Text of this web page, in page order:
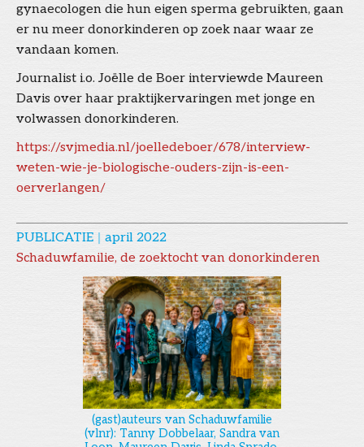
gynaecologen die hun eigen sperma gebruikten, gaan
er nu meer donorkinderen op zoek naar waar ze
vandaan komen.
Journalist i.o. Joëlle de Boer interviewde Maureen
Davis over haar praktijkervaringen met jonge en
volwassen donorkinderen.
https://svjmedia.nl/joelledeboer/678/interview-
weten-wie-je-biologische-ouders-zijn-is-een-
oerverlangen/
PUBLICATIE | april 2022
Schaduwfamilie, de zoektocht van donorkinderen
(gast)auteurs van Schaduwfamilie
(vlnr): Tanny Dobbelaar, Sandra van